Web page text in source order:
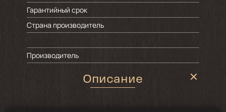
Гарантийный срок
Страна производитель
Производитель
Описание